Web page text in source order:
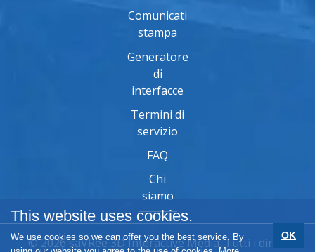
Comunicati
stampa
Generatore
di
interfacce
Termini di
servizio
FAQ
Chi
siamo
© 2026 saVRee 3D Interactive Media. Tutti i diritti
This website uses cookies.
We use cookies so we can offer you the best service. By
OK